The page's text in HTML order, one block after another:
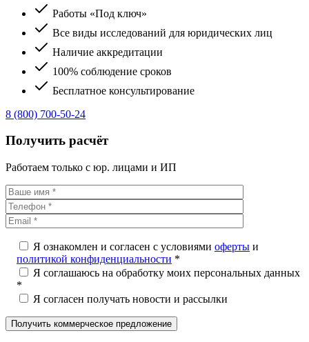
Работы «Под ключ»
Все виды исследований для юридических лиц
Наличие аккредитации
100% соблюдение сроков
Бесплатное консультирование
8 (800) 700-50-24
Получить расчёт
Работаем только с юр. лицами и ИП
Я ознакомлен и согласен с условиями оферты и
политикой конфиденциальности *
Я соглашаюсь на обработку моих персональных данных
*
Я согласен получать новости и рассылки